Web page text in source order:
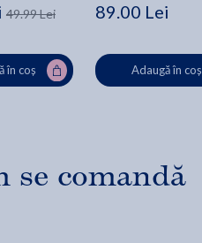
49.99 Lei
în coș
89.00 Lei
Adaugă în coș
se comandă